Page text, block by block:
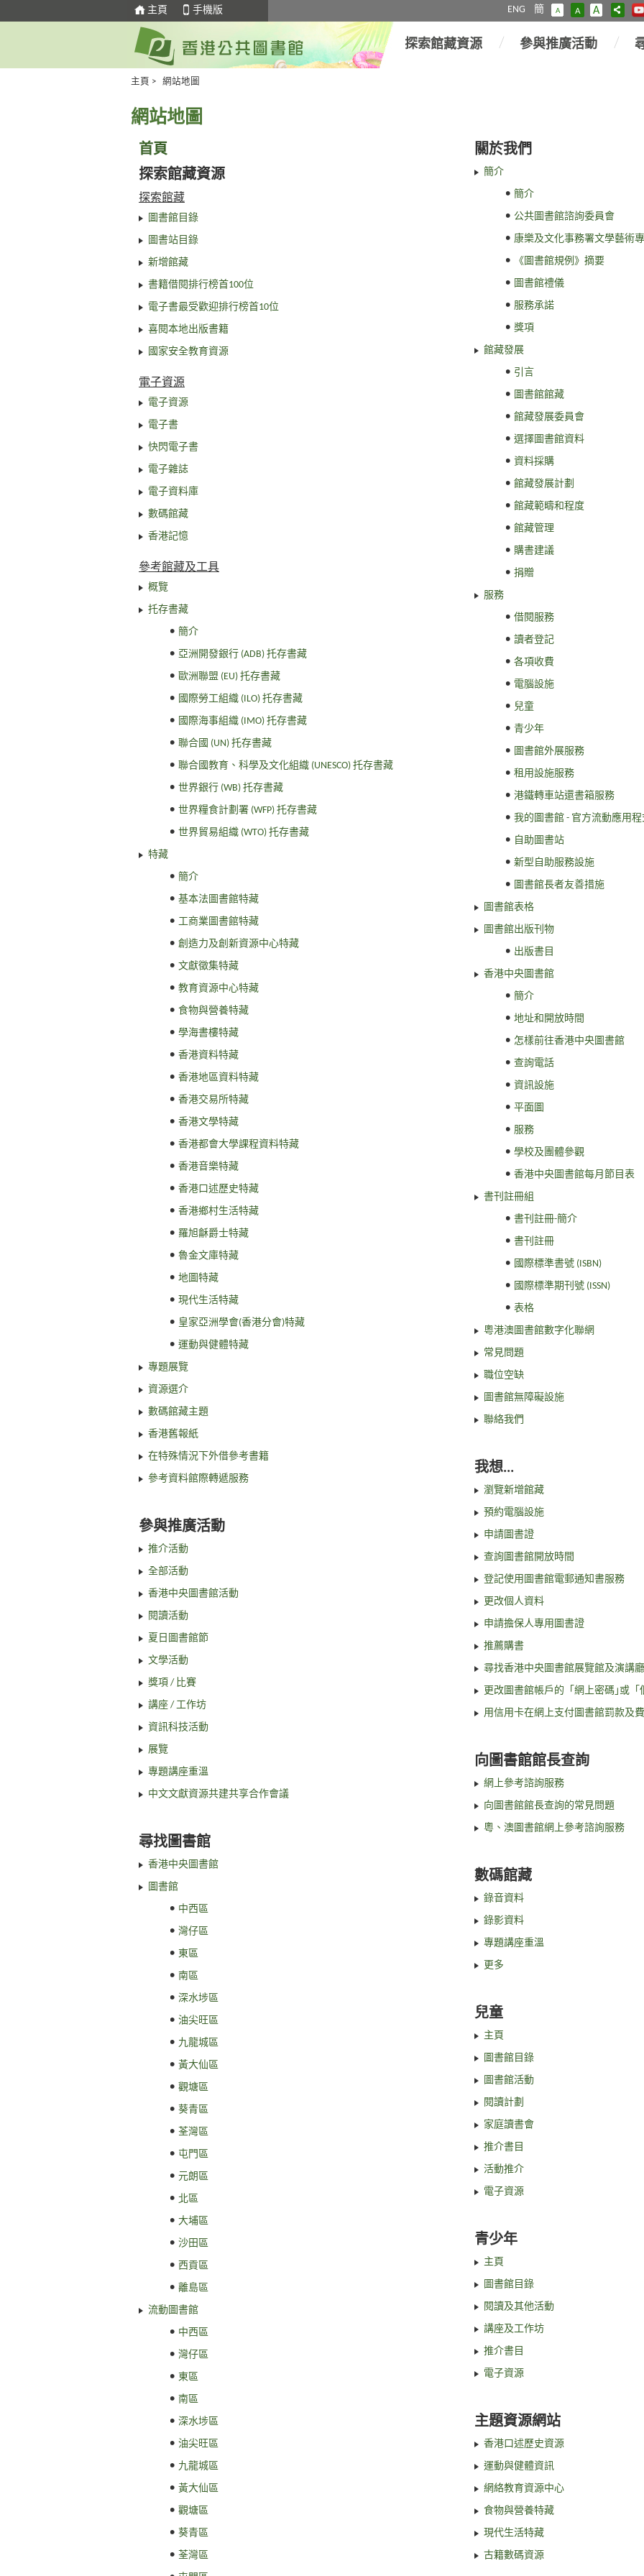
主頁 手機版 ENG 簡 A A A
探索館藏資源 參與推廣活動
主頁 > 網站地圖
網站地圖
首頁
探索館藏資源
探索館藏
圖書館目錄
圖書站目錄
新增館藏
書籍借閱排行榜首100位
電子書最受歡迎排行榜首10位
喜閱本地出版書籍
國家安全教育資源
電子資源
電子資源
電子書
快閃電子書
電子雜誌
電子資料庫
數碼館藏
香港記憶
參考館藏及工具
概覽
托存書藏
簡介
亞洲開發銀行 (ADB) 托存書藏
歐洲聯盟 (EU) 托存書藏
國際勞工組織 (ILO) 托存書藏
國際海事組織 (IMO) 托存書藏
聯合國 (UN) 托存書藏
聯合國教育、科學及文化組織 (UNESCO) 托存書藏
世界銀行 (WB) 托存書藏
世界糧食計劃署 (WFP) 托存書藏
世界貿易組織 (WTO) 托存書藏
特藏
簡介
基本法圖書館特藏
工商業圖書館特藏
創造力及創新資源中心特藏
文獻徵集特藏
教育資源中心特藏
食物與營養特藏
學海書樓特藏
香港資料特藏
香港地區資料特藏
香港交易所特藏
香港文學特藏
香港都會大學課程資料特藏
香港音樂特藏
香港口述歷史特藏
香港鄉村生活特藏
羅旭龢爵士特藏
魯金文庫特藏
地圖特藏
現代生活特藏
皇家亞洲學會(香港分會)特藏
運動與健體特藏
專題展覽
資源選介
數碼館藏主題
香港舊報紙
在特殊情況下外借參考書籍
參考資料館際轉遞服務
參與推廣活動
推介活動
全部活動
香港中央圖書館活動
閱讀活動
夏日圖書館節
文學活動
獎項 / 比賽
講座 / 工作坊
資訊科技活動
展覽
專題講座重溫
中文文獻資源共建共享合作會議
尋找圖書館
香港中央圖書館
圖書館
中西區
灣仔區
東區
南區
深水埗區
油尖旺區
九龍城區
黃大仙區
觀塘區
葵青區
荃灣區
屯門區
元朗區
北區
大埔區
沙田區
西貢區
離島區
流動圖書館
中西區
灣仔區
東區
南區
深水埗區
油尖旺區
九龍城區
黃大仙區
觀塘區
葵青區
荃灣區
關於我們
簡介
簡介
公共圖書館諮詢委員會
康樂及文化事務署文學藝術
《圖書館規例》摘要
圖書館禮儀
服務承諾
獎項
館藏發展
引言
圖書館館藏
館藏發展委員會
選擇圖書館資料
資料採購
館藏發展計劃
館藏範疇和程度
館藏管理
購書建議
捐贈
服務
借閱服務
讀者登記
各項收費
電腦設施
兒童
青少年
圖書館外展服務
租用設施服務
港鐵轉車站還書箱服務
我的圖書館 - 官方流動應用程
自助圖書站
新型自助服務設施
圖書館長者友善措施
圖書館表格
圖書館出版刊物
出版書目
香港中央圖書館
簡介
地址和開放時間
怎樣前往香港中央圖書館
查詢電話
資訊設施
平面圖
服務
學校及團體參觀
香港中央圖書館每月節目表
書刊註冊組
書刊註冊-簡介
書刊註冊
國際標準書號 (ISBN)
國際標準期刊號 (ISSN)
表格
粵港澳圖書館數字化聯網
常見問題
職位空缺
圖書館無障礙設施
聯絡我們
我想...
瀏覽新增館藏
預約電腦設施
申請圖書證
查詢圖書館開放時間
登記使用圖書館電郵通知書服務
更改個人資料
申請擔保人專用圖書證
推薦購書
尋找香港中央圖書館展覽館及演講
更改圖書館帳戶的「網上密碼｣或「
用信用卡在網上支付圖書館罰款及
向圖書館館長查詢
網上參考諮詢服務
向圖書館館長查詢的常見問題
粵、澳圖書館網上參考諮詢服務
數碼館藏
錄音資料
錄影資料
專題講座重溫
更多
兒童
主頁
圖書館目錄
圖書館活動
閱讀計劃
家庭讀書會
推介書目
活動推介
電子資源
青少年
主頁
圖書館目錄
閱讀及其他活動
講座及工作坊
推介書目
電子資源
主題資源網站
香港口述歷史資源
運動與健體資訊
網絡教育資源中心
食物與營養特藏
現代生活特藏
古籍數碼資源